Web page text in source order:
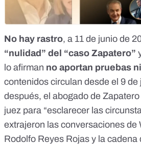
No hay rastro, a 11 de junio de
“nulidad” del “caso Zapatero”
lo afirman no aportan pruebas
contenidos circulan desde el 9 de
después, el abogado de
juez para “esclarecer las
extrajeron las conversaciones de
Rodolfo Reyes Rojas y la cadena